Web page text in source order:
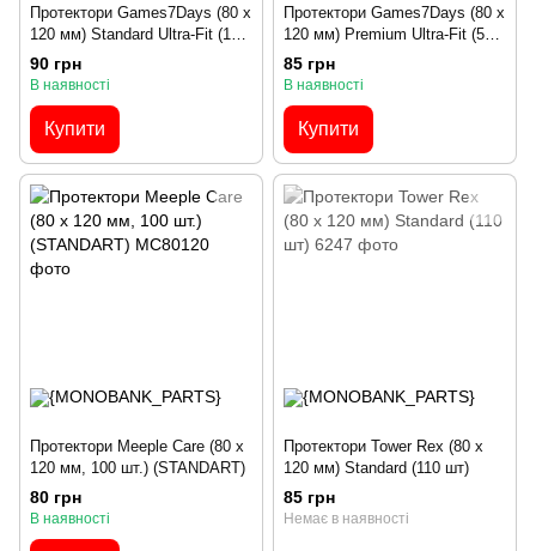
Протектори Games7Days (80 x
120 мм) Standard Ultra-Fit (100
шт)
90 грн
В наявності
Купити
Протектори Games7Days (80 x
120 мм) Premium Ultra-Fit (50
шт)
85 грн
В наявності
Купити
Протектори Meeple Care (80 x
120 мм, 100 шт.) (STANDART)
80 грн
В наявності
Протектори Tower Rex (80 x
120 мм) Standard (110 шт)
85 грн
Немає в наявності